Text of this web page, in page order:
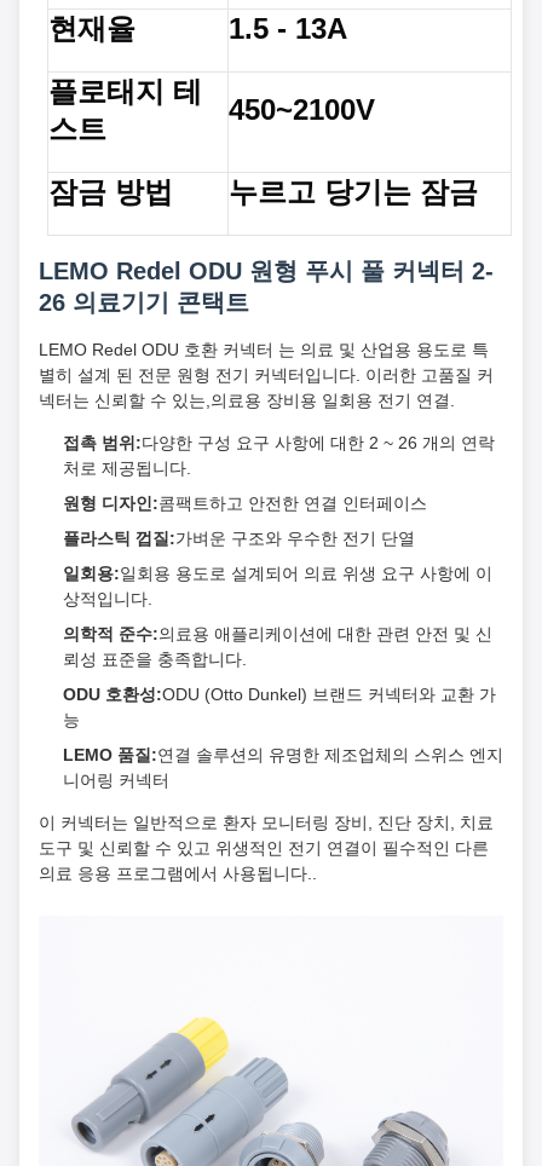
현재율
1.5 - 13A
플로태지 테
스트
450~2100V
잠금 방법 누르고 당기는 잠금
LEMO Redel ODU 원형 푸시 풀 커넥터 2-
26 의료기기 콘택트
LEMO Redel ODU 호환 커넥터 는 의료 및 산업용 용도로 특
별히 설계 된 전문 원형 전기 커넥터입니다. 이러한 고품질 커
넥터는 신뢰할 수 있는,의료용 장비용 일회용 전기 연결.
접촉 범위:다양한 구성 요구 사항에 대한 2 ~ 26 개의 연락
처로 제공됩니다.
원형 디자인:콤팩트하고 안전한 연결 인터페이스
플라스틱 껍질:가벼운 구조와 우수한 전기 단열
일회용:일회용 용도로 설계되어 의료 위생 요구 사항에 이
상적입니다.
의학적 준수:의료용 애플리케이션에 대한 관련 안전 및 신
뢰성 표준을 충족합니다.
ODU 호환성:ODU (Otto Dunkel) 브랜드 커넥터와 교환 가
능
LEMO 품질:연결 솔루션의 유명한 제조업체의 스위스 엔지
니어링 커넥터
이 커넥터는 일반적으로 환자 모니터링 장비, 진단 장치, 치료
도구 및 신뢰할 수 있고 위생적인 전기 연결이 필수적인 다른
의료 응용 프로그램에서 사용됩니다..